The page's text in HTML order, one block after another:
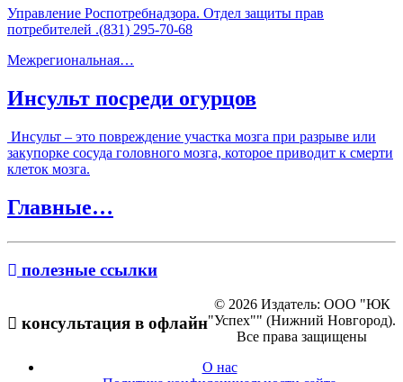
Управление Роспотребнадзора. Отдел защиты прав
потребителей .(831) 295-70-68
Межрегиональная…
Инсульт посреди огурцов
Инсульт – это повреждение участка мозга при разрыве или
закупорке сосуда головного мозга, которое приводит к смерти
клеток мозга.
Главные…
полезные ссылки
консультация в офлайн
© 2026 Издатель: ООО "ЮК
"Успех"" (Нижний Новгород).
Все права защищены
О нас